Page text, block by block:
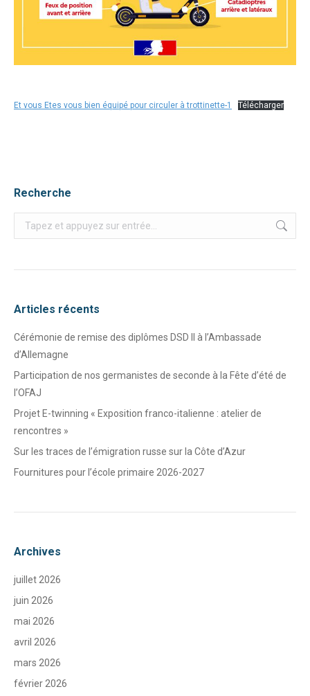
Et vous Etes vous bien équipé pour circuler à trottinette-1 Télécharger
Recherche
Recherche
:
Articles récents
Cérémonie de remise des diplômes DSD II à l’Ambassade
d’Allemagne
Participation de nos germanistes de seconde à la Fête d’été de
l’OFAJ
Projet E-twinning « Exposition franco-italienne : atelier de
rencontres »
Sur les traces de l’émigration russe sur la Côte d’Azur
Fournitures pour l’école primaire 2026-2027
Archives
juillet 2026
juin 2026
mai 2026
avril 2026
mars 2026
février 2026